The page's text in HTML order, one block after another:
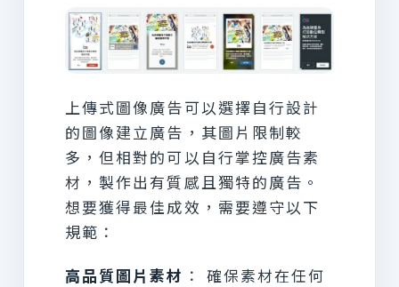
上傳式圖像廣告可以選擇自行設計
的圖像建立廣告，其圖片限制較
多，但相對的可以自行掌控廣告素
材，製作出有質感且獨特的廣告。
想要獲得最佳成效，需要遵守以下
規範：
高品質圖片素材 ： 確保素材在任何